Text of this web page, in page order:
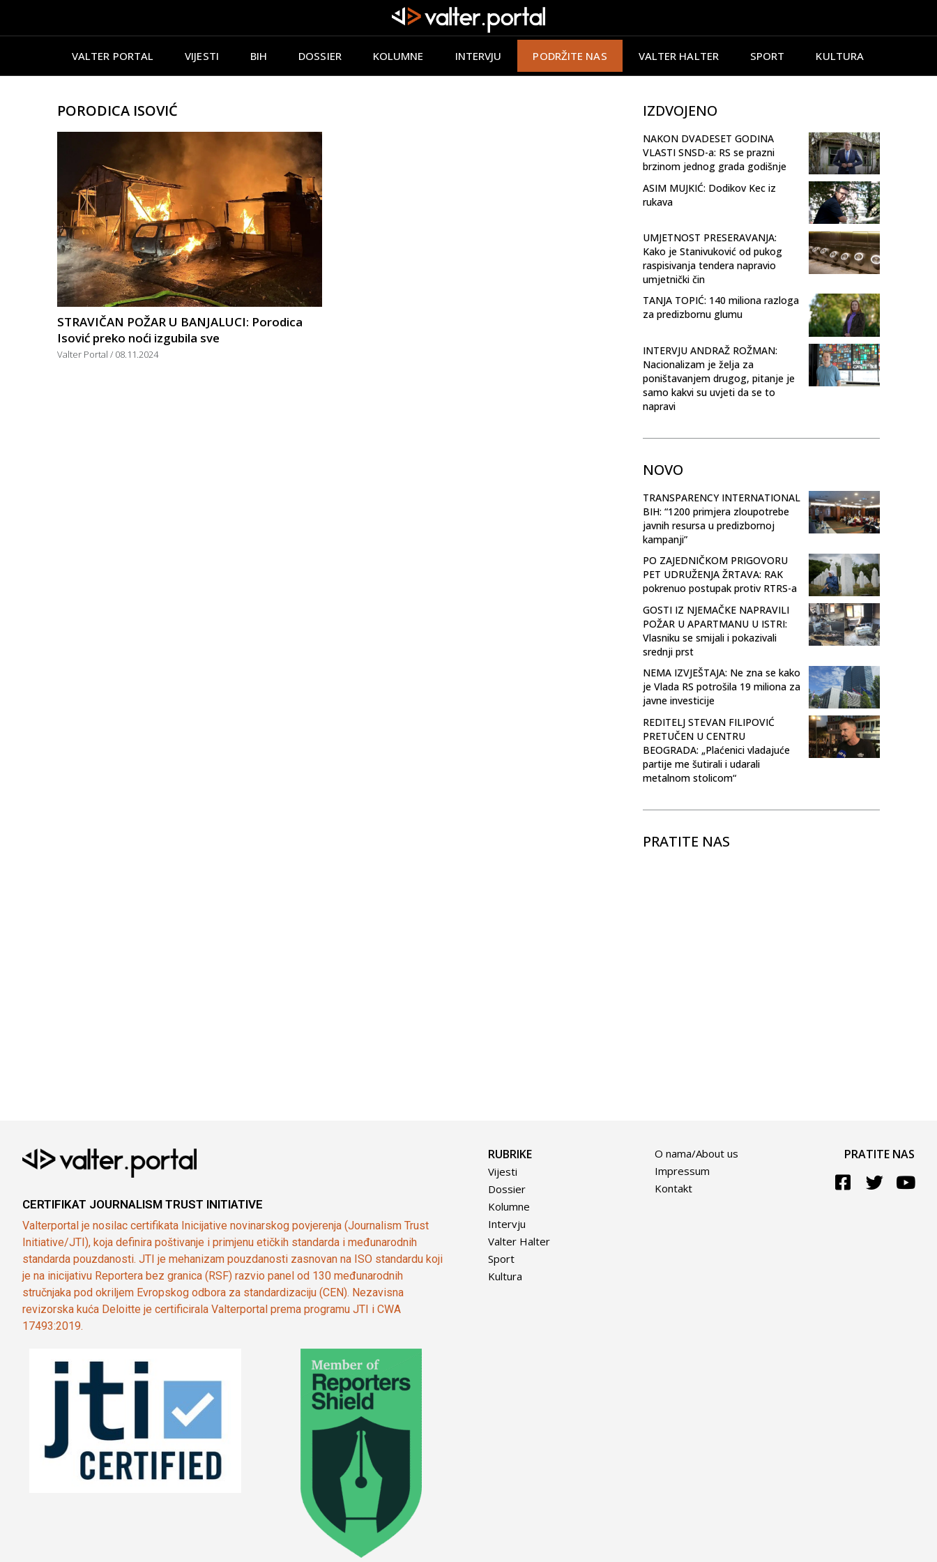
VALTER PORTAL VIJESTI BIH DOSSIER KOLUMNE INTERVJU PODRŽITE NAS VALTER HALTER SPORT KULTURA
PORODICA ISOVIĆ
STRAVIČAN POŽAR U BANJALUCI: Porodica
Isović preko noći izgubila sve
Valter Portal 08.11.2024
IZDVOJENO
NAKON DVADESET GODINA
VLASTI SNSD-a: RS se prazni
brzinom jednog grada godišnje
ASIM MUJKIĆ: Dodikov Kec iz
rukava
UMJETNOST PRESERAVANJA:
Kako je Stanivuković od pukog
raspisivanja tendera napravio
umjetnički čin
TANJA TOPIĆ: 140 miliona razloga
za predizbornu glumu
INTERVJU ANDRAŽ ROŽMAN:
Nacionalizam je želja za
poništavanjem drugog, pitanje je
samo kakvi su uvjeti da se to
napravi
NOVO
TRANSPARENCY INTERNATIONAL
BIH: “1200 primjera zloupotrebe
javnih resursa u predizbornoj
kampanji”
PO ZAJEDNIČKOM PRIGOVORU
PET UDRUŽENJA ŽRTAVA: RAK
pokrenuo postupak protiv RTRS-a
GOSTI IZ NJEMAČKE NAPRAVILI
POŽAR U APARTMANU U ISTRI:
Vlasniku se smijali i pokazivali
srednji prst
NEMA IZVJEŠTAJA: Ne zna se kako
je Vlada RS potrošila 19 miliona za
javne investicije
REDITELJ STEVAN FILIPOVIĆ
PRETUČEN U CENTRU
BEOGRADA: „Plaćenici vladajuće
partije me šutirali i udarali
metalnom stolicom“
PRATITE NAS
CERTIFIKAT JOURNALISM TRUST INITIATIVE
Valterportal je nosilac certifikata Inicijative novinarskog povjerenja (Journalism Trust
Initiative/JTI), koja definira poštivanje i primjenu etičkih standarda i međunarodnih
standarda pouzdanosti. JTI je mehanizam pouzdanosti zasnovan na ISO standardu koji
je na inicijativu Reportera bez granica (RSF) razvio panel od 130 međunarodnih
stručnjaka pod okriljem Evropskog odbora za standardizaciju (CEN). Nezavisna
revizorska kuća Deloitte je certificirala Valterportal prema programu JTI i CWA
17493:2019.
RUBRIKE
Vijesti
Dossier
Kolumne
Intervju
Valter Halter
Sport
Kultura
O nama/About us
Impressum
Kontakt
PRATITE NAS